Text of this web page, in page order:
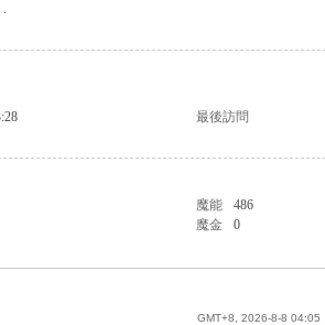
.
最後訪問
魔能
486
魔金 0
GMT+8, 2026-8-8 04:05